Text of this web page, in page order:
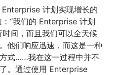
计划实现增长的
“我们的 Enterprise 计划
间，而且我们可以全天候
他们响应迅速，而这是一种
式……我在这一过程中并不
。通过使用 Enterprise